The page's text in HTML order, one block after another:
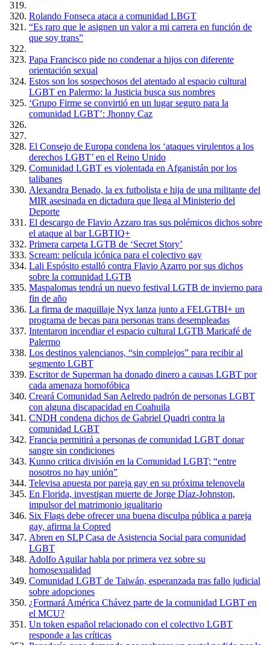
Rolando Fonseca ataca a comunidad LBGT
“Es raro que le asignen un valor a mi carrera en función de
que soy trans”
Papa Francisco pide no condenar a hijos con diferente
orientación sexual
Estos son los sospechosos del atentado al espacio cultural
LGBT en Palermo: la Justicia busca sus nombres
‘Grupo Firme se convirtió en un lugar seguro para la
comunidad LGBT’: Jhonny Caz
El Consejo de Europa condena los ‘ataques virulentos a los
derechos LGBT’ en el Reino Unido
Comunidad LGBT es violentada en Afganistán por los
talibanes
Alexandra Benado, la ex futbolista e hija de una militante del
MIR asesinada en dictadura que llega al Ministerio del
Deporte
El descargo de Flavio Azzaro tras sus polémicos dichos sobre
el ataque al bar LGBTIQ+
Primera carpeta LGTB de ‘Secret Story’
Scream: película icónica para el colectivo gay
Lali Espósito estalló contra Flavio Azarro por sus dichos
sobre la comunidad LGTB
Maspalomas tendrá un nuevo festival LGTB de invierno para
fin de año
La firma de maquillaje Nyx lanza junto a FELGTBI+ un
programa de becas para personas trans desempleadas
Intentaron incendiar el espacio cultural LGTB Maricafé de
Palermo
Los destinos valencianos, “sin complejos” para recibir al
segmento LGBT
Escritor de Superman ha donado dinero a causas LGBT por
cada amenaza homofóbica
Creará Comunidad San Aelredo padrón de personas LGBT
con alguna discapacidad en Coahuila
CNDH condena dichos de Gabriel Quadri contra la
comunidad LGBT
Francia permitirá a personas de comunidad LGBT donar
sangre sin condiciones
Kunno critica división en la Comunidad LGBT; “entre
nosotros no hay unión”
Televisa apuesta por pareja gay en su próxima telenovela
En Florida, investigan muerte de Jorge Díaz-Johnston,
impulsor del matrimonio igualitario
Six Flags debe ofrecer una buena disculpa pública a pareja
gay, afirma la Copred
Abren en SLP Casa de Asistencia Social para comunidad
LGBT
Adolfo Aguilar habla por primera vez sobre su
homosexualidad
Comunidad LGBT de Taiwán, esperanzada tras fallo judicial
sobre adopciones
¿Formará América Chávez parte de la comunidad LGBT en
el MCU?
Un token español relacionado con el colectivo LGBT
responde a las críticas